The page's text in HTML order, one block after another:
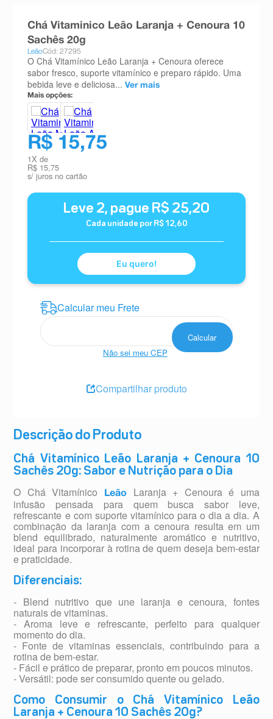
Descrição do Produto
Chá Vitamínico Leão Laranja + Cenoura 10
Sachês 20g: Sabor e Nutrição para o Dia
O Chá Vitamínico Leão
Laranja + Cenoura é uma
infusão pensada para quem busca sabor leve,
refrescante e com suporte vitamínico para o dia a dia. A
combinação da laranja com a cenoura resulta em um
blend equilibrado, naturalmente aromático e nutritivo,
ideal para incorporar à rotina de quem deseja bem-estar
e praticidade.
Diferenciais:
- Blend nutritivo que une laranja e cenoura, fontes
naturais de vitaminas.
- Aroma leve e refrescante, perfeito para qualquer
momento do dia.
- Fonte de vitaminas essenciais, contribuindo para a
rotina de bem-estar.
- Fácil e prático de preparar, pronto em poucos minutos.
- Versátil: pode ser consumido quente ou gelado.
Como Consumir o Chá Vitamínico Leão
Laranja + Cenoura 10 Sachês 20g?
Chá Vitaminico Leão Laranja + Cenoura 10
Sachês 20g
LeãoCód: 27295
O Chá Vitamínico Leão Laranja + Cenoura oferece
sabor fresco, suporte vitamínico e preparo rápido. Uma
bebida leve e deliciosa... Ver mais
Mais opções:
R$ 15,75
1X de
R$ 15,75
s/ juros no cartão
Leve 2, pague R$ 25,20
Cada unidade por R$ 12,60
Eu quero!
Não sei meu CEP
Compartilhar produto
teste gravidez
10ºesmalte